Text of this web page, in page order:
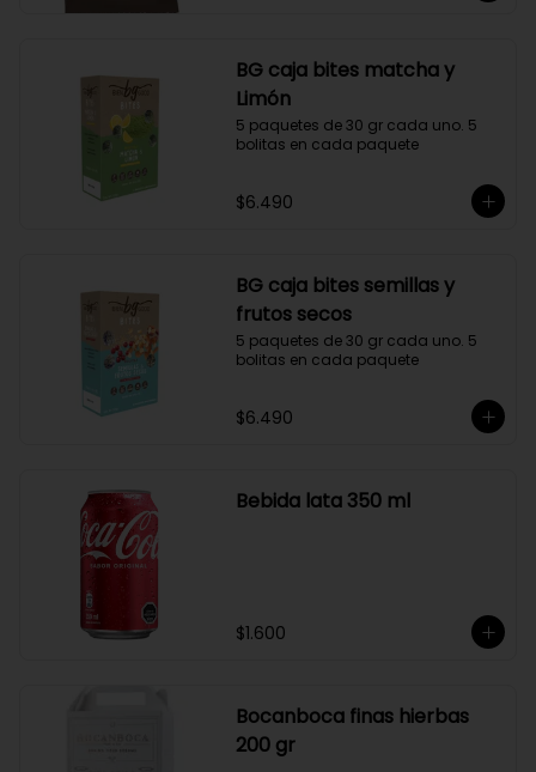
BG caja bites matcha y
Limón
5 paquetes de 30 gr cada uno. 5
bolitas en cada paquete
$6.490
BG caja bites semillas y
frutos secos
5 paquetes de 30 gr cada uno. 5
bolitas en cada paquete
$6.490
Bebida lata 350 ml
$1.600
Bocanboca finas hierbas
200 gr